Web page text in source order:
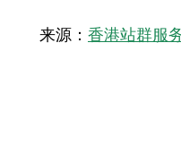
来源： 香港站群服